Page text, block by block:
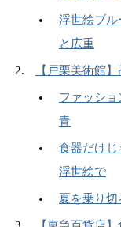
浮世絵ブ
と広重
【戸栗美術館
ファッシ
青
食器だけじ
浮世絵で
夏を乗り